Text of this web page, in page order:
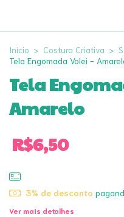
Início > Costura Criativa >
Tela Engomada Volei -
Tela
Amarelo
R$6,50
3% de desconto
Ver mais detalhes